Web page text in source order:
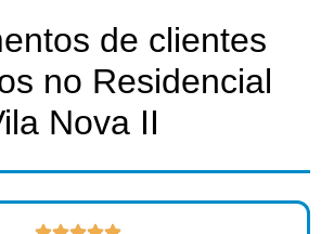
de clientes
no Residencial
Nova II